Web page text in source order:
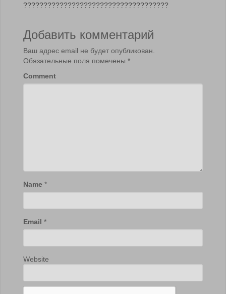
????????????????????????????????????
Добавить комментарий
Ваш адрес email не будет опубликован.
Обязательные поля помечены *
Comment
Name *
Email *
Website